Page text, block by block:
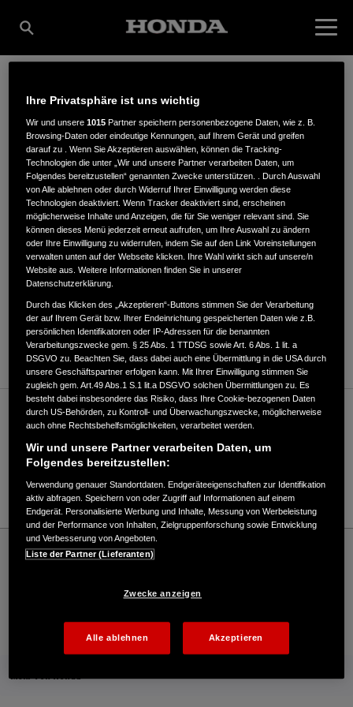
HARTMANN
BAUMASCHINEN
Dorfstraße 1,19075,Holthusen
ANFAHRTSBESCHREIBUNG ANFORDERN
WEBSITE
Verkauf / Kundendienst
03865/8210
E-Mail
Honda
Rasen und Garten
Hartmann Baumaschinen - Garten – Honda - HONDA Deutschland Offizielle Website
Mehr von Honda
Ihre Privatsphäre ist uns wichtig
Wir und unsere1015 Partner speichern personenbezogene Daten, wie z. B.
Browsing-Daten oder eindeutige Kennungen, auf Ihrem Gerät und greifen
darauf zu . Wenn Sie Akzeptieren auswählen, können die Tracking-
Technologien die unter „Wir und unsere Partner verarbeiten Daten, um
Folgendes bereitzustellen“ genannten Zwecke unterstützen. . Durch Auswahl
von Alle ablehnen oder durch Widerruf Ihrer Einwilligung werden diese
Technologien deaktiviert. Wenn Tracker deaktiviert sind, erscheinen
möglicherweise Inhalte und Anzeigen, die für Sie weniger relevant sind. Sie
können dieses Menü jederzeit erneut aufrufen, um Ihre Auswahl zu ändern
oder Ihre Einwilligung zu widerrufen, indem Sie auf den Link Voreinstellungen
verwalten unten auf der Webseite klicken. Ihre Wahl wirkt sich auf unsere/n
Website aus. Weitere Informationen finden Sie in unserer
Datenschutzerklärung.
Durch das Klicken des „Akzeptieren“-Buttons stimmen Sie der Verarbeitung
der auf Ihrem Gerät bzw. Ihrer Endeinrichtung gespeicherten Daten wie z.B.
persönlichen Identifikatoren oder IP-Adressen für die benannten
Verarbeitungszwecke gem. § 25 Abs. 1 TTDSG sowie Art. 6 Abs. 1 lit. a
DSGVO zu. Beachten Sie, dass dabei auch eine Übermittlung in die USA durch
unsere Geschäftspartner erfolgen kann. Mit Ihrer Einwilligung stimmen Sie
zugleich gem. Art.49 Abs.1 S.1 lit.a DSGVO solchen Übermittlungen zu. Es
besteht dabei insbesondere das Risiko, dass Ihre Cookie-bezogenen Daten
durch US-Behörden, zu Kontroll- und Überwachungszwecke, möglicherweise
auch ohne Rechtsbehelfsmöglichkeiten, verarbeitet werden.
Wir und unsere Partner verarbeiten Daten, um
Folgendes bereitzustellen:
Verwendung genauer Standortdaten. Endgeräteeigenschaften zur Identifikation
aktiv abfragen. Speichern von oder Zugriff auf Informationen auf einem
Endgerät. Personalisierte Werbung und Inhalte, Messung von Werbeleistung
und der Performance von Inhalten, Zielgruppenforschung sowie Entwicklung
und Verbesserung von Angeboten.
Liste der Partner (Lieferanten)
Zwecke anzeigen
Alle ablehnen Akzeptieren